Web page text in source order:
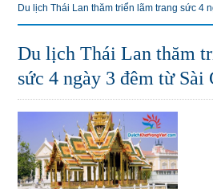
Du lịch Thái Lan thăm triển lãm trang sức 4
Du lịch Thái Lan thăm
sức 4 ngày 3 đêm từ Sài